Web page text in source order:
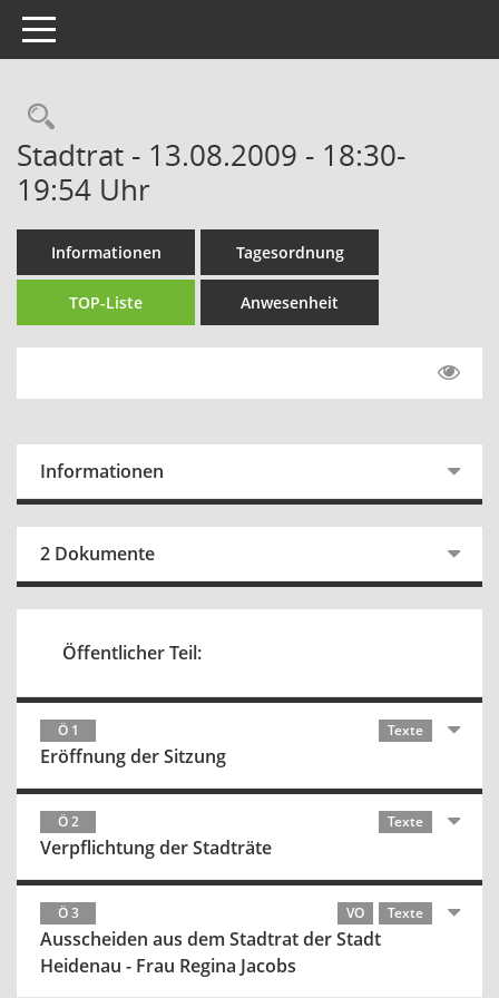
Toggle navigation
Rechercheauswahl
Stadtrat - 13.08.2009 - 18:30-
19:54 Uhr
Informationen Tagesordnung
TOP-Liste Anwesenheit
Informationen
2 Dokumente
Öffentlicher Teil:
Ö 1 Texte
Eröffnung der Sitzung
Ö 2 Texte
Verpflichtung der Stadträte
Ö 3 VO Texte
Ausscheiden aus dem Stadtrat der Stadt
Heidenau - Frau Regina Jacobs